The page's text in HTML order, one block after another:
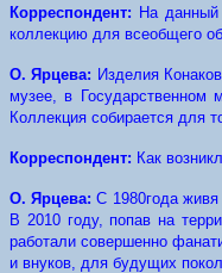
Корреспондент: На данный
коллекцию для всеобщего
О. Ярцева: Изделия
музее, в Государственном
Коллекция собирается для
Корреспондент: Как
О. Ярцева: С 1980года живя
В 2010 году, попав на
работали совершенно
и внуков, для будущих